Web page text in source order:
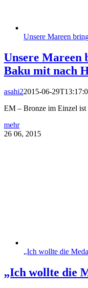
Unsere Mareen
Unsere Mareen
Baku mit nach
asahi22015-06-
EM – Bronze im Einzel ist
mehr
26 06, 2015
„Ich wollte die
„Ich wollte die